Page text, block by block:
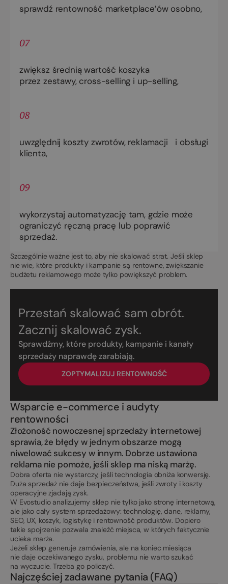
sprawdź rentowność marketplace’ów osobno,
07
zwiększ średnią wartość koszyka
przez zestawy, cross-selling i up-selling,
08
uwzględnij koszty zwrotów, reklamacji i obsługi
klienta,
09
wykorzystaj automatyzację tam, gdzie może
ograniczyć ręczną pracę lub poprawić
sprzedaż.
Szczególnie ważne jest to, aby nie skalować strat. Jeśli sklep
nie wie, które produkty i kampanie są rentowne, zwiększanie
budżetu reklamowego może tylko powiększyć problem.
Przestań skalować sam obrót.
Zacznij skalować zysk.
Sprawdźmy, które produkty, kampanie i kanały
sprzedaży naprawdę zarabiają.
ZOPTYMALIZUJ RENTOWNOŚĆ
Wsparcie e-commerce i audyty
rentowności
Złożoność nowoczesnej sprzedaży internetowej
sprawia, że błędy w jednym obszarze mogą
niwelować sukcesy w innym. Dobrze ustawiona
reklama nie pomoże, jeśli sklep ma niską marżę.
Dobra oferta nie wystarczy, jeśli technologia obniża konwersję.
Duża sprzedaż nie daje bezpieczeństwa, jeśli zwroty i koszty
operacyjne zjadają zysk.
W Evostudio analizujemy sklep nie tylko jako stronę internetową,
ale jako cały system sprzedażowy: technologię, dane, reklamy,
SEO, UX, koszyk, logistykę i rentowność produktów. Dopiero
takie spojrzenie pozwala znaleźć miejsca, w których faktycznie
ucieka marża.
Jeżeli sklep generuje zamówienia, ale na koniec miesiąca
nie daje oczekiwanego zysku, problemu nie warto szukać
na wyczucie. Trzeba go policzyć.
Najczęściej zadawane pytania (FAQ)